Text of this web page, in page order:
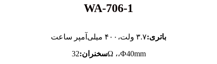
WA-706-1
باتری:۳.۷ ولت، ۴۰۰ میلی‌آمپر ساعت
سخنران:32Ω ،،Ф40mm